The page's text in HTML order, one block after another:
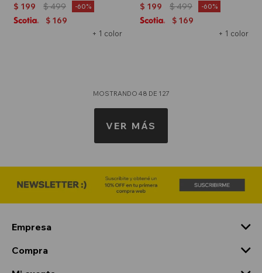
+ 1 color
$ 199 $499 60
$ 169
+ 1 color
$ 199 $499 60
$ 169
MOSTRANDO 48 DE 127
VER MÁS
Empresa
Compra